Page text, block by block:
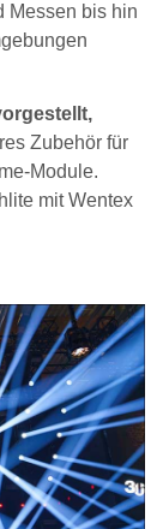
Messen bis hin
Zubehör für
Module.
mit Wentex